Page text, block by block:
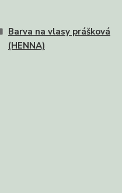
Barva na vlasy prášková
(HENNA)